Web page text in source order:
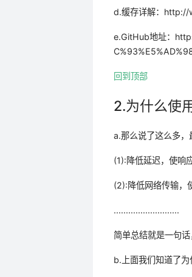
d.缓存详解：
e.GitHub地址：
回到顶部
2.为什么使
a.那么说了这么多，
(1):降低延迟，使响
(2):降低网络传输，
...........................
简单总结就是一句
b.上面我们知道了为